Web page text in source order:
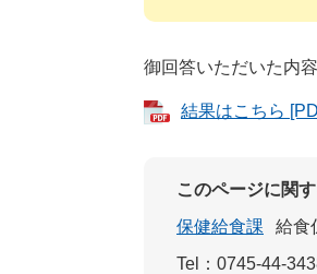
御回答いただいた内
結果はこちら
このページに関
保健給食課
給食
Tel：0745-44-